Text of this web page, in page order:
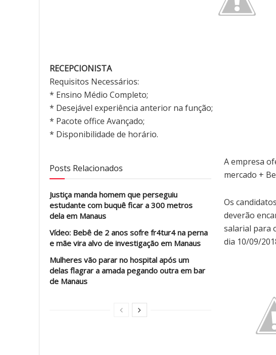
RECEPCIONISTA
Requisitos Necessários:
* Ensino Médio Completo;
* Desejável experiência anterior na função;
* Pacote office Avançado;
* Disponibilidade de horário.
Posts Relacionados
Justiça manda homem que perseguiu
estudante com buquê ficar a 300 metros
dela em Manaus
Vídeo: Bebê de 2 anos sofre fr4tur4 na perna
e mãe vira alvo de investigação em Manaus
Mulheres vão parar no hospital após um
delas flagrar a amada pegando outra em bar
de Manaus
A empresa
mercado +
Os
deverão
salarial para
dia 10/09/